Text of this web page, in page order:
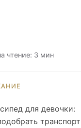
чтение: 3 мин
для девочки:
транспорт